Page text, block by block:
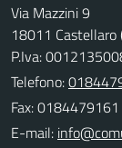
Via Mazzini 9
18011 Castellaro
P.Iva:
Telefono:
Fax: 0184479161
E-mail: